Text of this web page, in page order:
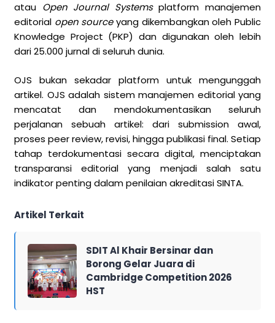
atau Open Journal Systemsplatform manajemen
editorial open sourceyang dikembangkan oleh Public
Knowledge Project (PKP) dan digunakan oleh lebih
dari 25.000 jurnal di seluruh dunia.
OJS bukan sekadar platform untuk mengunggah
artikel. OJS adalah sistem manajemen editorial yang
mencatat dan mendokumentasikan seluruh
perjalanan sebuah artikel: dari submission awal,
proses peer review, revisi, hingga publikasi final. Setiap
tahap terdokumentasi secara digital, menciptakan
transparansi editorial yang menjadi salah satu
indikator penting dalam penilaian akreditasi SINTA.
Artikel Terkait
SDIT Al Khair Bersinar dan
Borong Gelar Juara di
Cambridge Competition 2026
HST